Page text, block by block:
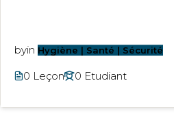
byin Hygiène | Santé | Sécurité
0 Leçon 0 Etudiant